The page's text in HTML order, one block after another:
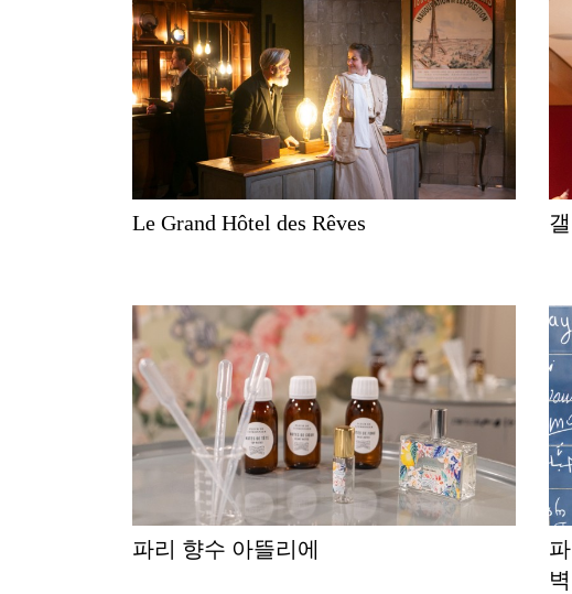
Le Grand Hôtel des Rêves
파리 향수 아뜰리에
파리에서 가장 사랑스러운 곳, 사랑해
벽